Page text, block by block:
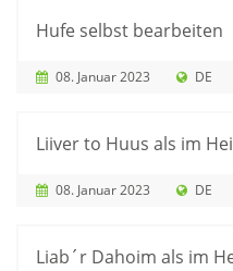
Hufe selbst bearbeiten
08. Januar 2023 DE
Liiver to Huus als im
08. Januar 2023 DE
Liab´r Dahoim als im